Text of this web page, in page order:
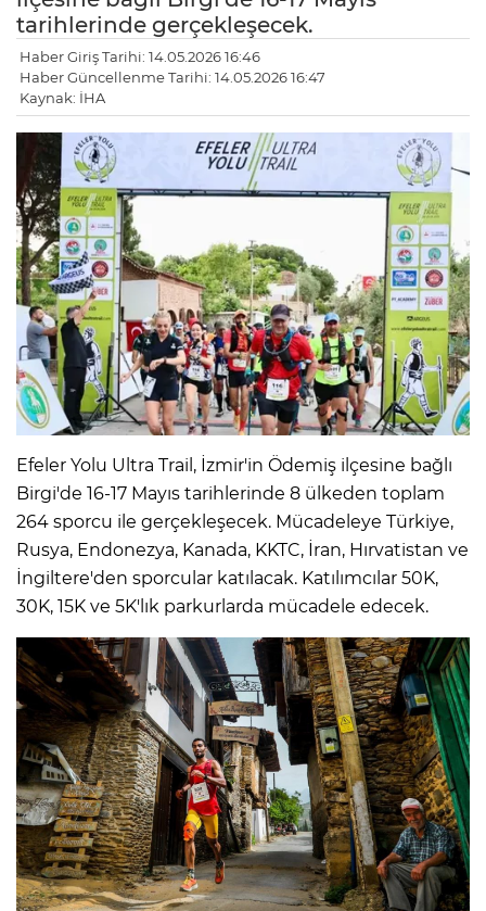
tarihlerinde gerçekleşecek.
Haber Giriş Tarihi: 14.05.2026 16:46
Haber Güncellenme Tarihi: 14.05.2026 16:47
Kaynak: İHA
Efeler Yolu Ultra Trail, İzmir'in Ödemiş ilçesine bağlı
Birgi'de 16-17 Mayıs tarihlerinde 8 ülkeden toplam
264 sporcu ile gerçekleşecek. Mücadeleye Türkiye,
Rusya, Endonezya, Kanada, KKTC, İran, Hırvatistan ve
İngiltere'den sporcular katılacak. Katılımcılar 50K,
30K, 15K ve 5K'lık parkurlarda mücadele edecek.